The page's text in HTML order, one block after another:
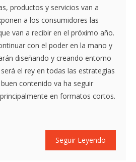
productos y servicios van a
a los consumidores las
van a recibir en el próximo año.
con el poder en la mano y
diseñando y creando entorno
el rey en todas las estrategias
contenido va ha seguir
en formatos cortos.
Seguir Leyendo